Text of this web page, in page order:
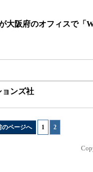
大阪府のオフィスで「
ョンズ社
のページへ 1 2